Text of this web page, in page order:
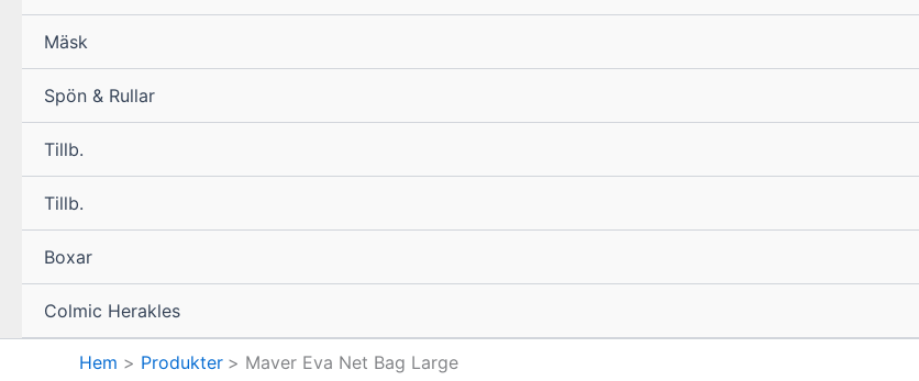
Mäsk
Spön & Rullar
Tillb.
Tillb.
Boxar
Colmic Herakles
Hem Produkter Maver Eva Net Bag Large